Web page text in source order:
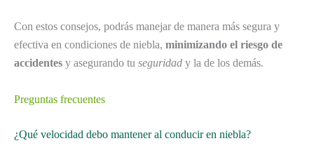
Con estos consejos, podrás manejar de manera más segura y
efectiva en condiciones de niebla, minimizando el riesgo de
accidentes y asegurando tu seguridad y la de los demás.
Preguntas frecuentes
¿Qué velocidad debo mantener al conducir en niebla?